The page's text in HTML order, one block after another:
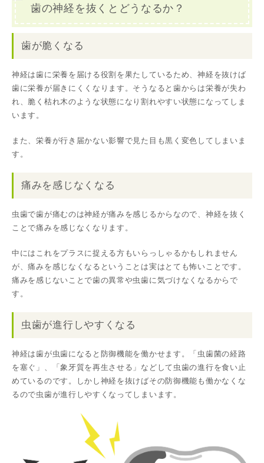
歯の神経を抜くとどうなるか？
歯が脆くなる
神経は歯に栄養を届ける役割を果たしているため、神経を抜けば
歯に栄養が届きにくくなります。そうなると歯からは栄養が失わ
れ、脆く枯れ木のような状態になり割れやすい状態になってしま
います。
また、栄養が行き届かない影響で見た目も黒く変色してしまいま
す。
痛みを感じなくなる
虫歯で歯が痛むのは神経が痛みを感じるからなので、神経を抜く
ことで痛みを感じなくなります。
中にはこれをプラスに捉える方もいらっしゃるかもしれません
が、痛みを感じなくなるということは実はとても怖いことです。
痛みを感じないことで歯の異常や虫歯に気づけなくなるからで
す。
虫歯が進行しやすくなる
神経は歯が虫歯になると防御機能を働かせます。「虫歯菌の経路
を塞ぐ」、「象牙質を再生させる」などして虫歯の進行を食い止
めているのです。しかし神経を抜けばその防御機能も働かなくな
るので虫歯が進行しやすくなってしまいます。